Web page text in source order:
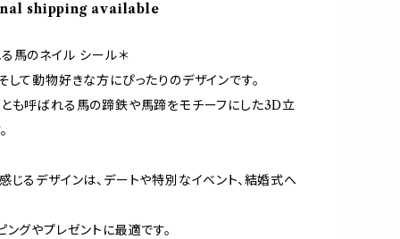
shipping available
馬のネイル シール＊
して動物好きな方にぴったりのデザインです。
も呼ばれる馬の蹄鉄や馬蹄をモチーフにした3D立
じるデザインは、デートや特別なイベント、結婚式へ
ングやプレゼントに最適です。